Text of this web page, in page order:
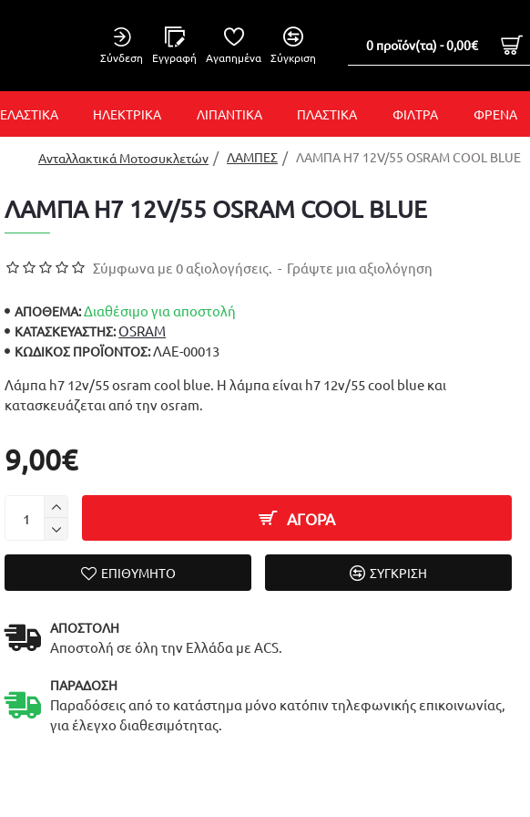
Σύνδεση Εγγραφή Αγαπημένα Σύγκριση
0 προϊόν(τα) - 0,00€
ΕΛΑΣΤΙΚΑ ΗΛΕΚΤΡΙΚΑ ΛΙΠΑΝΤΙΚΑ ΠΛΑΣΤΙΚΑ ΦΙΛΤΡΑ ΦΡΕΝΑ
Ανταλλακτικά Μοτοσυκλετών ΛΑΜΠΕΣ ΛΑΜΠΑ H7 12V/55 OSRAM COOL BLUE
ΛΑΜΠΑ H7 12V/55 OSRAM COOL BLUE
Λάμπα h7 12v/55 osram cool blue. Η λάμπα είναι h7 12v/55 cool blue και
κατασκευάζεται από την osram.
ΑΠΟΘΕΜΑ:Διαθέσιμο για αποστολή
ΚΑΤΑΣΚΕΥΑΣΤΉΣ: OSRAM
ΚΩΔΙΚΌΣ ΠΡΟΪΌΝΤΟΣ:ΛΑΕ-00013
Σύμφωνα με 0 αξιολογήσεις. - Γράψτε μια αξιολόγηση
9,00€
ΑΓΟΡΑ
ΕΠΙΘΥΜΗΤΌ ΣΎΓΚΡΙΣΗ
ΑΠΟΣΤΟΛΉ
Αποστολή σε όλη την Ελλάδα με ACS.
ΠΑΡΆΔΟΣΗ
Παραδόσεις από το κατάστημα μόνο κατόπιν τηλεφωνικής επικοινωνίας,
για έλεγχο διαθεσιμότητας.